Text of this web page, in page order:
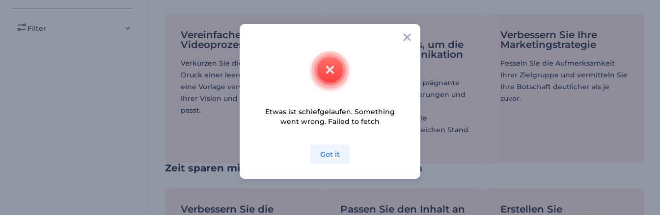
Filter
Vereinfachen Sie Ihren
Videoprozess
Verkürzen Sie die Zeit und den
Druck einer leeren Seite, indem Sie
eine Vorlage verwenden, die zu
Ihrer Vision und Ihrem Branding
passt.
Geschäftsvideos, um die
interne Kommunikation
zu verbessern
Erstellen Sie klare und prägnante
Anleitungen, Aktualisierungen und
sicherzustellen, dass alle
Beteiligten auf dem gleichen Stand
Verbessern Sie Ihre
Marketingstrategie
Fesseln Sie die Aufmerksamkeit
Ihrer Zielgruppe und vermitteln Sie
Ihre Botschaft deutlicher als je
zuvor.
Zeit sparen mit Video-Vorlagen für Unternehmen
Verbessern Sie die
Passen Sie den Inhalt an
Erstellen Sie
Etwas ist schiefgelaufen. Something
went wrong. Failed to fetch
Got it